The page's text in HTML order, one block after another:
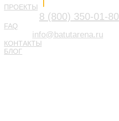
ПРОЕКТЫ
8 (800) 350-01-80
FAQ
info@batutarena.ru
КОНТАКТЫ
БЛОГ